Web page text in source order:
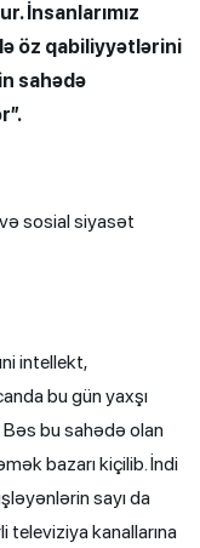
İnsanlarımız
öz qabiliyyətlərini
sahədə
sosial siyasət
intellekt,
bu gün yaxşı
bu sahədə olan
bazarı kiçilib. İndi
sayı da
televiziya kanallarına